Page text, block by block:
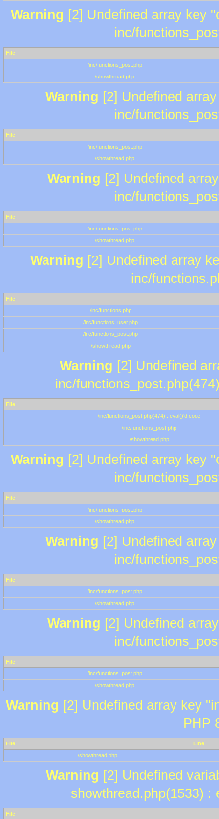
Warning [2] Undefined array key
inc/
File
/inc/functions_post.php
/showthread.php
Warning [2] Undefined
inc/
File
/inc/functions_post.php
/showthread.php
Warning [2] Undefined
inc/
File
/inc/functions_post.php
/showthread.php
Warning [2] Undefined array
inc/
File
/inc/functions.php
/inc/functions_user.php
/inc/functions_post.php
/showthread.php
Warning [2] Undefined
inc/
File
/inc/functions_post.php(474) : eval()'d code
/inc/functions_post.php
/showthread.php
Warning [2] Undefined array key
inc/
File
/inc/functions_post.php
/showthread.php
Warning [2] Undefined
inc/
File
/inc/functions_post.php
/showthread.php
Warning [2] Undefined
inc/
File
/inc/functions_post.php
/showthread.php
Warning [2] Undefined array key
PHP
File
Line
/showthread.php
Warning [2] Undefined
showthread.php(1533) :
File